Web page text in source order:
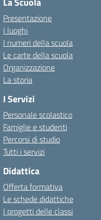
Presentazione
I luoghi
I numeri della scuola
Le carte della scuola
Organizzazione
La storia
I Servizi
Personale scolastico
Famiglie e studenti
Percorsi di studio
Tutti i servizi
Didattica
Offerta formativa
Le schede didattiche
I progetti delle classi